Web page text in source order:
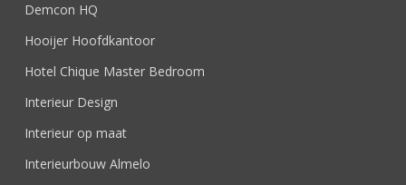
Demcon HQ
Hooijer Hoofdkantoor
Hotel Chique Master Bedroom
Interieur Design
Interieur op maat
Interieurbouw Almelo